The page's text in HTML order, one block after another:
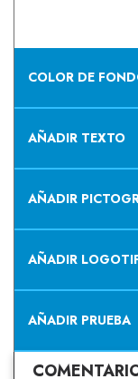
COLOR DE
AÑADIR TEXTO
AÑADIR
AÑADIR
AÑADIR PRUEBA